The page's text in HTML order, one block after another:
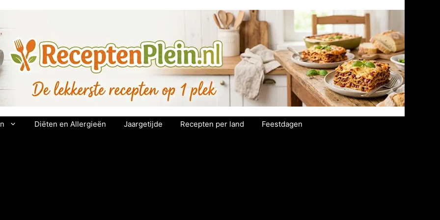
Diëten en Allergieën Jaargetijde Recepten per land Feestdagen